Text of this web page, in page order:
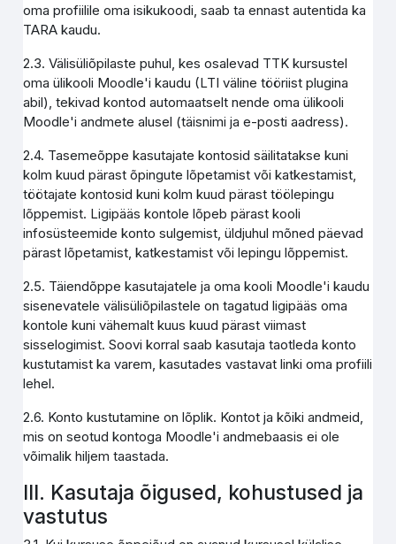
oma profiilile oma isikukoodi, saab ta ennast autentida ka
TARA kaudu.
2.3. Välisüliõpilaste puhul, kes osalevad TTK kursustel
oma ülikooli Moodle'i kaudu (LTI väline tööriist plugina
abil), tekivad kontod automaatselt nende oma ülikooli
Moodle'i andmete alusel (täisnimi ja e-posti aadress).
2.4. Tasemeõppe kasutajate kontosid säilitatakse kuni
kolm kuud pärast õpingute lõpetamist või katkestamist,
töötajate kontosid kuni kolm kuud pärast töölepingu
lõppemist. Ligipääs kontole lõpeb pärast kooli
infosüsteemide konto sulgemist, üldjuhul mõned päevad
pärast lõpetamist, katkestamist või lepingu lõppemist.
2.5. Täiendõppe kasutajatele ja oma kooli Moodle'i kaudu
sisenevatele välisüliõpilastele on tagatud ligipääs oma
kontole kuni vähemalt kuus kuud pärast viimast
sisselogimist. Soovi korral saab kasutaja taotleda konto
kustutamist ka varem, kasutades vastavat linki oma profiili
lehel.
2.6. Konto kustutamine on lõplik. Kontot ja kõiki andmeid,
mis on seotud kontoga Moodle'i andmebaasis ei ole
võimalik hiljem taastada.
III. Kasutaja õigused, kohustused ja
vastutus